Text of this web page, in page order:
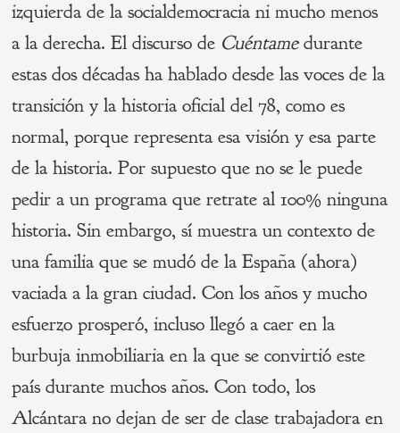
izquierda de la socialdemocracia ni mucho menos
a la derecha. El discurso de Cuéntamedurante
estas dos décadas ha hablado desde las voces de la
transición y la historia oficial del 78, como es
normal, porque representa esa visión y esa parte
de la historia. Por supuesto que no se le puede
pedir a un programa que retrate al 100% ninguna
historia. Sin embargo, sí muestra un contexto de
una familia que se mudó de la España (ahora)
vaciada a la gran ciudad. Con los años y mucho
esfuerzo prosperó, incluso llegó a caer en la
burbuja inmobiliaria en la que se convirtió este
país durante muchos años. Con todo, los
Alcántara no dejan de ser de clase trabajadora en